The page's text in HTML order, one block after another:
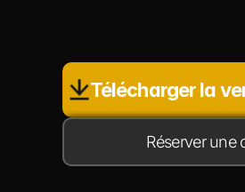
Télécharger la
Réserver une